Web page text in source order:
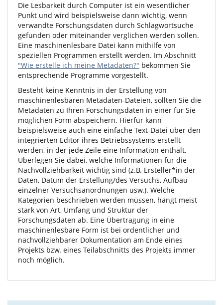
Die Lesbarkeit durch Computer ist ein wesentlicher
Punkt und wird beispielsweise dann wichtig, wenn
verwandte Forschungsdaten durch Schlagwortsuche
gefunden oder miteinander verglichen werden sollen.
Eine maschinenlesbare Datei kann mithilfe von
speziellen Programmen erstellt werden. Im Abschnitt
"Wie erstelle ich meine Metadaten?" bekommen Sie
entsprechende Programme vorgestellt.
Besteht keine Kenntnis in der Erstellung von
maschinenlesbaren Metadaten-Dateien, sollten Sie die
Metadaten zu Ihren Forschungsdaten in einer für Sie
möglichen Form abspeichern. Hierfür kann
beispielsweise auch eine einfache Text-Datei über den
integrierten Editor ihres Betriebssystems erstellt
werden, in der jede Zeile eine Information enthält.
Überlegen Sie dabei, welche Informationen für die
Nachvollziehbarkeit wichtig sind (z.B. Ersteller*in der
Daten, Datum der Erstellung/des Versuchs, Aufbau
einzelner Versuchsanordnungen usw.). Welche
Kategorien beschrieben werden müssen, hängt meist
stark von Art, Umfang und Struktur der
Forschungsdaten ab. Eine Übertragung in eine
maschinenlesbare Form ist bei ordentlicher und
nachvollziehbarer Dokumentation am Ende eines
Projekts bzw. eines Teilabschnitts des Projekts immer
noch möglich.